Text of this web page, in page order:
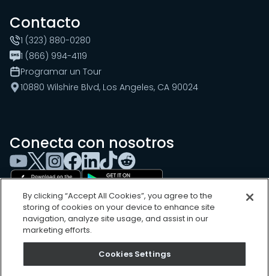
Contacto
1 (323) 880-0280
1 (866) 994-4119
Programar un Tour
10880 Wilshire Blvd, Los Angeles, CA 90024
Conecta con nosotros
Sitemap
By clicking “Accept All Cookies”, you agree to the
storing of cookies on your device to enhance site
navigation, analyze site usage, and assist in our
marketing efforts.
Cookies Settings